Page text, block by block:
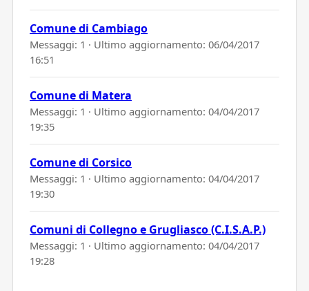
Comune di Cambiago
Messaggi: 1 · Ultimo aggiornamento: 06/04/2017
16:51
Comune di Matera
Messaggi: 1 · Ultimo aggiornamento: 04/04/2017
19:35
Comune di Corsico
Messaggi: 1 · Ultimo aggiornamento: 04/04/2017
19:30
Comuni di Collegno e Grugliasco (C.I.S.A.P.)
Messaggi: 1 · Ultimo aggiornamento: 04/04/2017
19:28